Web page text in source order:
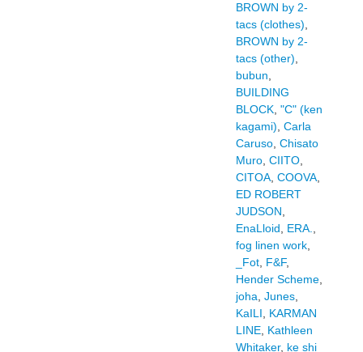
BROWN by 2-
tacs (clothes)
BROWN by 2-
tacs (other)
bubun
BUILDING
BLOCK, "C" (ken
kagami) Carla
Caruso, Chisato
Muro, CIITO,
CITOA, COOVA,
ED ROBERT
JUDSON
EnaLloid
ERA.
fog linen work,
_Fot, F&F,
Hender Scheme,
joha Junes,
KaILI
KARMAN
LINE, Kathleen
Whitaker, ke shi